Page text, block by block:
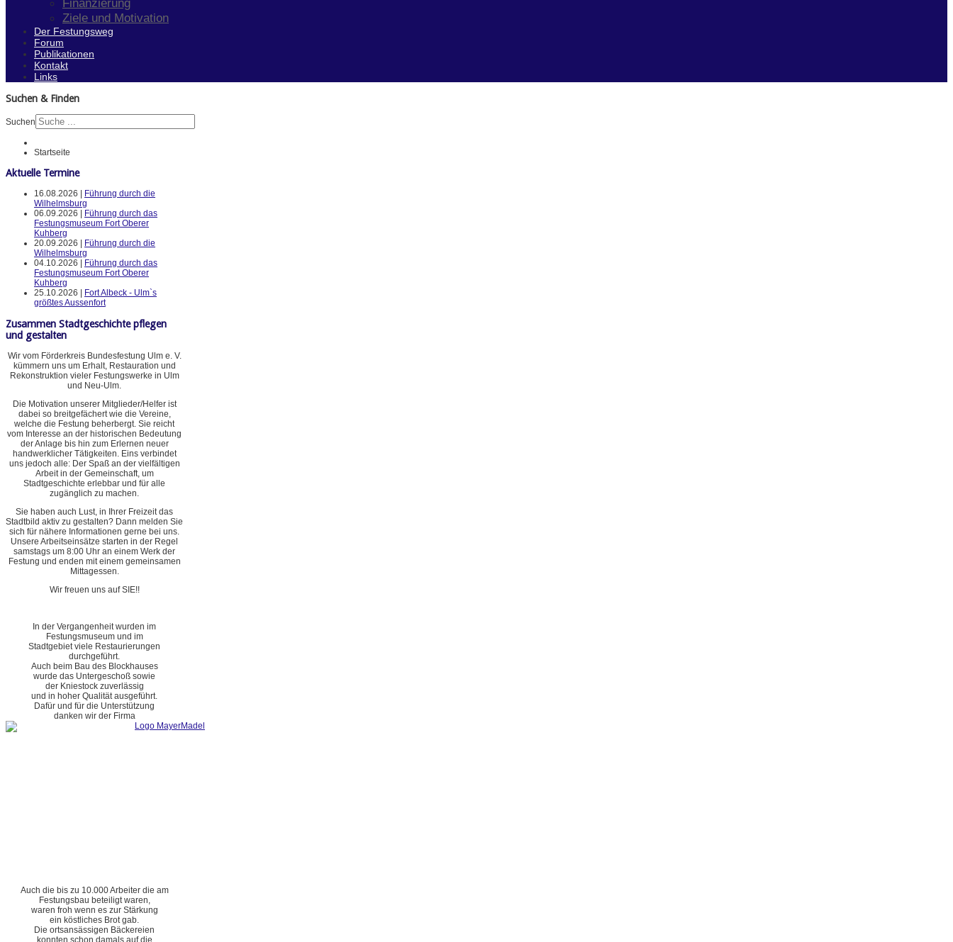
Finanzierung
Ziele und Motivation
Der Festungsweg
Forum
Publikationen
Kontakt
Links
Suchen & Finden
Suchen
Startseite
Aktuelle Termine
16.08.2026 |
Führung durch die
Wilhelmsburg
06.09.2026 |
Führung durch das
Festungsmuseum Fort Oberer
Kuhberg
20.09.2026 |
Führung durch die
Wilhelmsburg
04.10.2026 |
Führung durch das
Festungsmuseum Fort Oberer
Kuhberg
25.10.2026 |
Fort Albeck - Ulm`s
größtes Aussenfort
Zusammen Stadtgeschichte pflegen
und gestalten
Wir vom Förderkreis Bundesfestung Ulm e. V.
kümmern uns um Erhalt, Restauration und
Rekonstruktion vieler Festungswerke in Ulm
und Neu-Ulm.
Die Motivation unserer Mitglieder/Helfer ist
dabei so breitgefächert wie die Vereine,
welche die Festung beherbergt. Sie reicht
vom Interesse an der historischen Bedeutung
der Anlage bis hin zum Erlernen neuer
handwerklicher Tätigkeiten. Eins verbindet
uns jedoch alle: Der Spaß an der vielfältigen
Arbeit in der Gemeinschaft, um
Stadtgeschichte erlebbar und für alle
zugänglich zu machen.
Sie haben auch Lust, in Ihrer Freizeit das
Stadtbild aktiv zu gestalten? Dann melden Sie
sich für nähere Informationen gerne bei uns.
Unsere Arbeitseinsätze starten in der Regel
samstags um 8:00 Uhr an einem Werk der
Festung und enden mit einem gemeinsamen
Mittagessen.
Wir freuen uns auf SIE!!
In der Vergangenheit wurden im
Festungsmuseum und im
Stadtgebiet viele Restaurierungen
durchgeführt.
Auch beim Bau des Blockhauses
wurde das Untergeschoß sowie
der Kniestock zuverlässig
und in hoher Qualität ausgeführt.
Dafür und für die Unterstützung
danken wir der Firma
Auch die bis zu 10.000 Arbeiter die am
Festungsbau beteiligt waren,
waren froh wenn es zur Stärkung
ein köstliches Brot gab.
Die ortsansässigen Bäckereien
konnten schon damals auf die